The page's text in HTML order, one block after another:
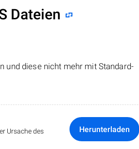
Dateien
und diese nicht mehr mit Standard-
Ursache des
Herunterladen